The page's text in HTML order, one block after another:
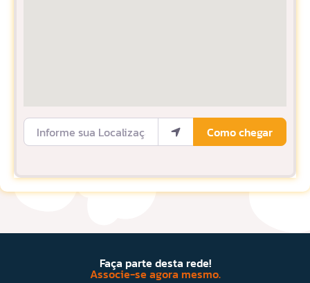
Informe sua Localização
Como chegar
Faça parte desta rede!
Associe-se agora mesmo.